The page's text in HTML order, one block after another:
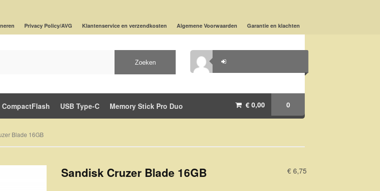
Privacy Policy/AVG Klantenservice en verzendkosten Algemene Voorwaarden Garantie en klachten
Zoeken
€ 0,00 0
CompactFlash USB Type-C Memory Stick Pro Duo
Blade 16GB
Sandisk Cruzer Blade 16GB € 6,75